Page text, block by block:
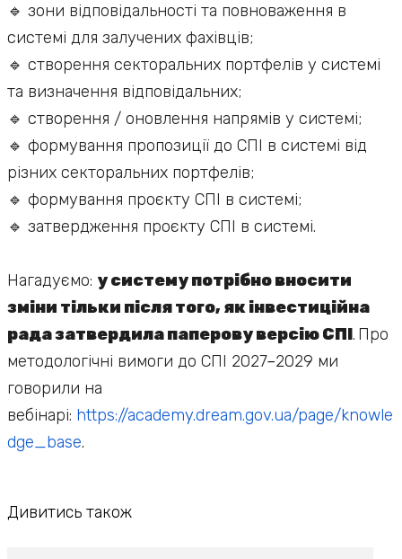
🔹 зони відповідальності та повноваження в
системі для залучених фахівців;
🔹 створення секторальних портфелів у системі
та визначення відповідальних;
🔹 створення / оновлення напрямів у системі;
🔹 формування пропозиції до СПІ в системі від
різних секторальних портфелів;
🔹 формування проєкту СПІ в системі;
🔹 затвердження проєкту СПІ в системі.
Нагадуємо: у систему потрібно вносити
зміни тільки після того, як інвестиційна
рада затвердила паперову версію СПІ. Про
методологічні вимоги до СПІ 2027–2029 ми
говорили на
вебінарі: https://academy.dream.gov.ua/page/knowle
dge_base.
Дивитись також